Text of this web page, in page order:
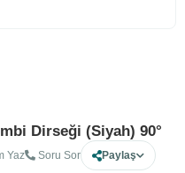
Dirseği (Siyah) 90°
Yaz Soru Sor Paylaş